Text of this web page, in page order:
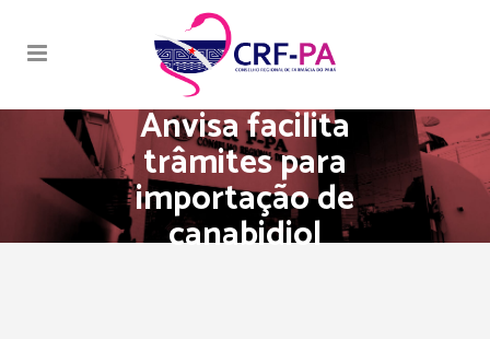
Anvisa facilita
trâmites para
importação de
canabidiol